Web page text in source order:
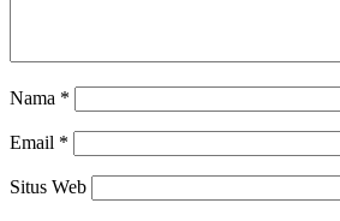
Nama *
Email *
Situs Web